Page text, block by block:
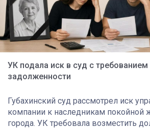
УК подала иск в суд с
задолженности
Губахинский суд рассмотрел иск
компании к наследникам покойной
города. УК требовала возместить